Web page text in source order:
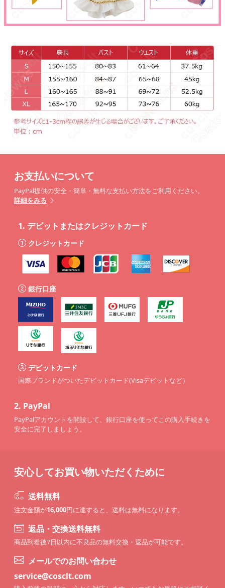
お支払いについて
PayPal提供の安全・簡単・無料な支払い方法をご利用ください。
詳細をみる
1. デビットまたはクレジットカード
クレジットカード
銀行口座
デビットカード
国際ブランドがついたデビットカード(Visaデビットなど）
2. PayPal
PayPalアカウントを開設して、銀行口座を使ってこの購入手続きを
安全に完了しましょう。
安心してお買い物いただくために
送料無料
注文金額が16,000円に達すると、送料は無料になります。
返品・交換送料無料
商品到着後7日以内に不良品の無料交換・返品が可能です。
メールでのお問い合わせ
service@cosclt.com